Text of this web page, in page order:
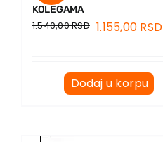
U pripremi
KOLEGAMA
1.540,00RSD 1.155,00 RSD
Dodaj u korpu